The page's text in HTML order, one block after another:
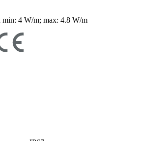
min: 4 W/m; max: 4.8 W/m